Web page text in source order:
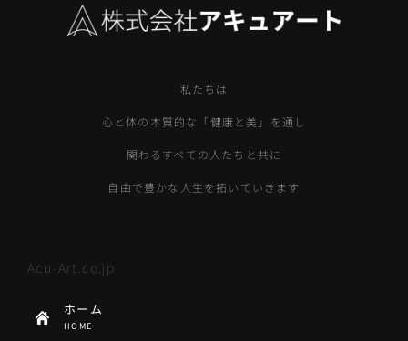
私たちは
心と体の本質的な「健康と美」を通し
関わるすべての人たちと共に
自由で豊かな人生を拓いていきます
Acu-Art.co.jp
ホーム
HOME